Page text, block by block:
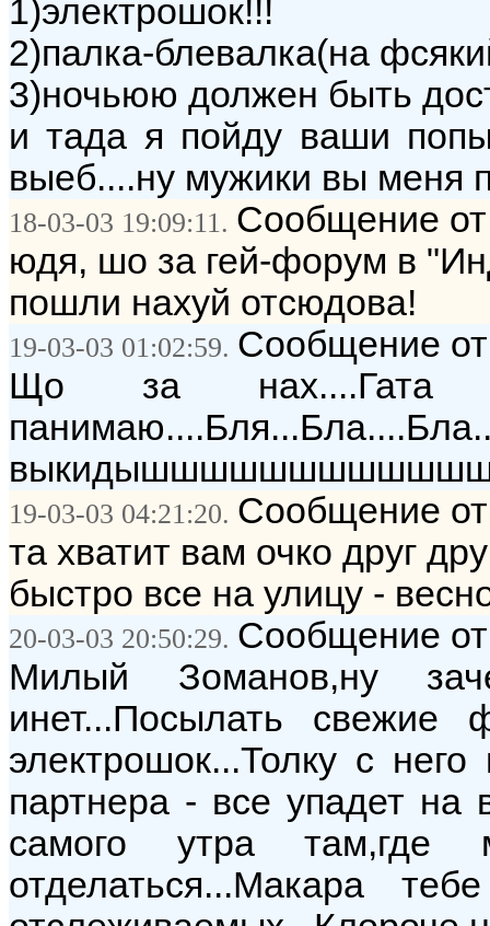
1)электрошок!!!
2)палка-блевалка(на
3)ночьюю должен быть
и тада я пойду ваши
выеб....ну мужики вы меня
18-03-03 19:09:11. Сообщение
юдя, шо за гей-форум в
пошли нахуй отсюдова!
19-03-03 01:02:59. Сообщение
Що за нах....Гата
19-03-03 04:21:20. Сообщение
та хватит вам очко друг
быстро все на улицу -
20-03-03 20:50:29. Сообщение
Милый Зоманов,ну
инет...Посылать свежие
электрошок...Толку с
партнера - все упадет на
самого утра там,где
отделаться...Макара